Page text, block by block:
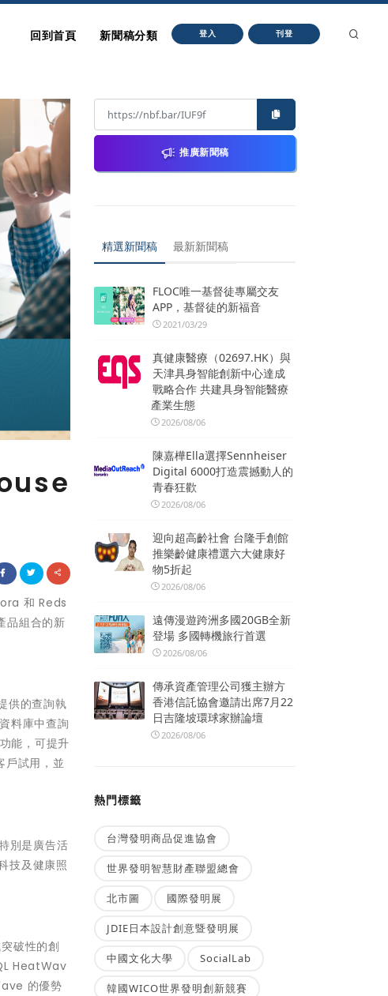
回到首頁 新聞稿分類 登入 刊登
和 Reds
組合的新
供的查詢執
料庫中查詢
能，可提升
試用，並
別是廣告活
技及健康照
破性的創
HeatWav
的優勢
推廣新聞稿
精選新聞稿 最新新聞稿
FLOC唯一基督徒專屬交友
APP，基督徒的新福音
2021/03/29
真健康醫療（02697.HK）與
天津具身智能創新中心達成
戰略合作 共建具身智能醫療
產業生態
2026/08/06
陳嘉樺Ella選擇Sennheiser
Digital 6000打造震撼動人的
青春狂歡
2026/08/06
迎向超高齡社會 台隆手創館
推樂齡健康禮選六大健康好
物5折起
2026/08/06
遠傳漫遊跨洲多國20GB全新
登場 多國轉機旅行首選
2026/08/06
傳承資產管理公司獲主辦方
香港信託協會邀請出席7月22
日吉隆坡環球家辦論壇
2026/08/06
熱門標籤
台灣發明商品促進協會
世界發明智慧財產聯盟總會
北市圖 國際發明展
JDIE日本設計創意暨發明展
中國文化大學 SocialLab
韓國WICO世界發明創新競賽